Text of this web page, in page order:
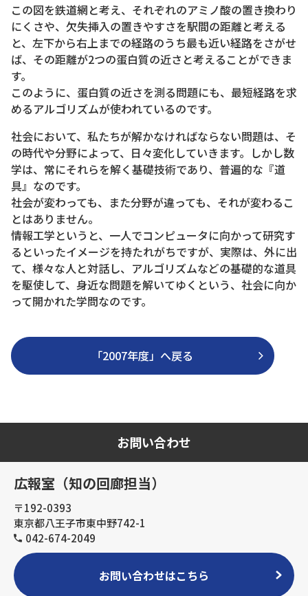
この図を鉄道網と考え、それぞれのアミノ酸の置き換わり
にくさや、欠失挿入の置きやすさを駅間の距離と考える
と、左下から右上までの経路のうち最も近い経路をさがせ
ば、その距離が2つの蛋白質の近さと考えることができま
す。
このように、蛋白質の近さを測る問題にも、最短経路を求
めるアルゴリズムが使われているのです。
社会において、私たちが解かなければならない問題は、そ
の時代や分野によって、日々変化していきます。しかし数
学は、常にそれらを解く基礎技術であり、普遍的な『道
具』なのです。
社会が変わっても、また分野が違っても、それが変わるこ
とはありません。
情報工学というと、一人でコンピュータに向かって研究す
るといったイメージを持たれがちですが、実際は、外に出
て、様々な人と対話し、アルゴリズムなどの基礎的な道具
を駆使して、身近な問題を解いてゆくという、社会に向か
って開かれた学問なのです。
「2007年度」へ戻る
お問い合わせ
広報室（知の回廊担当）
〒192-0393
東京都八王子市東中野742-1
042-674-2049
お問い合わせはこちら